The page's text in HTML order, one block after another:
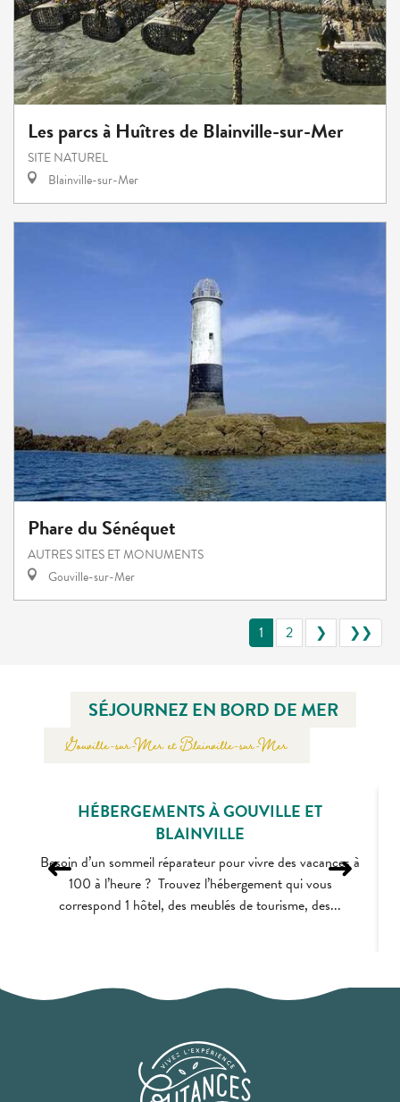
Les parcs à Huîtres de Blainville-sur-Mer
SITE NATUREL
Blainville-sur-Mer
Phare du Sénéquet
AUTRES SITES ET MONUMENTS
Gouville-sur-Mer
1 2 ❯ ❯❯
SÉJOURNEZ EN BORD DE MER
Gouville-sur-Mer et Blainville-sur-Mer
HÉBERGEMENTS À GOUVILLE ET
BLAINVILLE
Besoin d’un sommeil réparateur pour vivre des vacances à
100 à l’heure ? Trouvez l’hébergement qui vous
correspond 1 hôtel, des meublés de tourisme, des...